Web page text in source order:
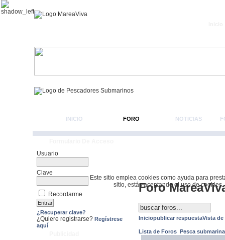
Este sitio emplea cookies como ayuda para
sitio, estás aceptando el uso de cookies.
INICIO FORO NOTICIAS
Usuario
Clave
Recordarme
¿Recuperar clave?
¿Quiere registrarse? Regístrese
aquí
Foro
Iniciopublicar respuestaVista de
Lista de Foros Pesca